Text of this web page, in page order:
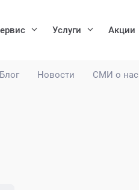
Блог Новости СМИ о нас
Услуги Акции